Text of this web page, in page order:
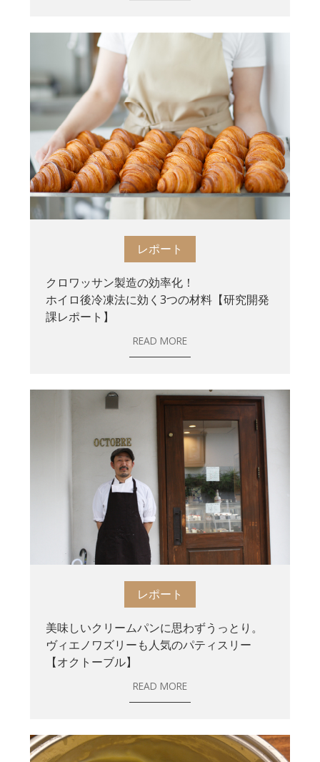
レポート
クロワッサン製造の効率化！
ホイロ後冷凍法に効く3つの材料【研究開発
課レポート】
READ MORE
レポート
美味しいクリームパンに思わずうっとり。
ヴィエノワズリーも人気のパティスリー
【オクトーブル】
READ MORE